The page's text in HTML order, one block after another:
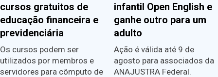
cursos gratuitos de
educação financeira e
previdenciária
Os cursos podem ser
utilizados por membros e
servidores para cômputo de
infantil Open English e
ganhe outro para um
adulto
Ação é válida até 9 de
agosto para associados da
ANAJUSTRA Federal.